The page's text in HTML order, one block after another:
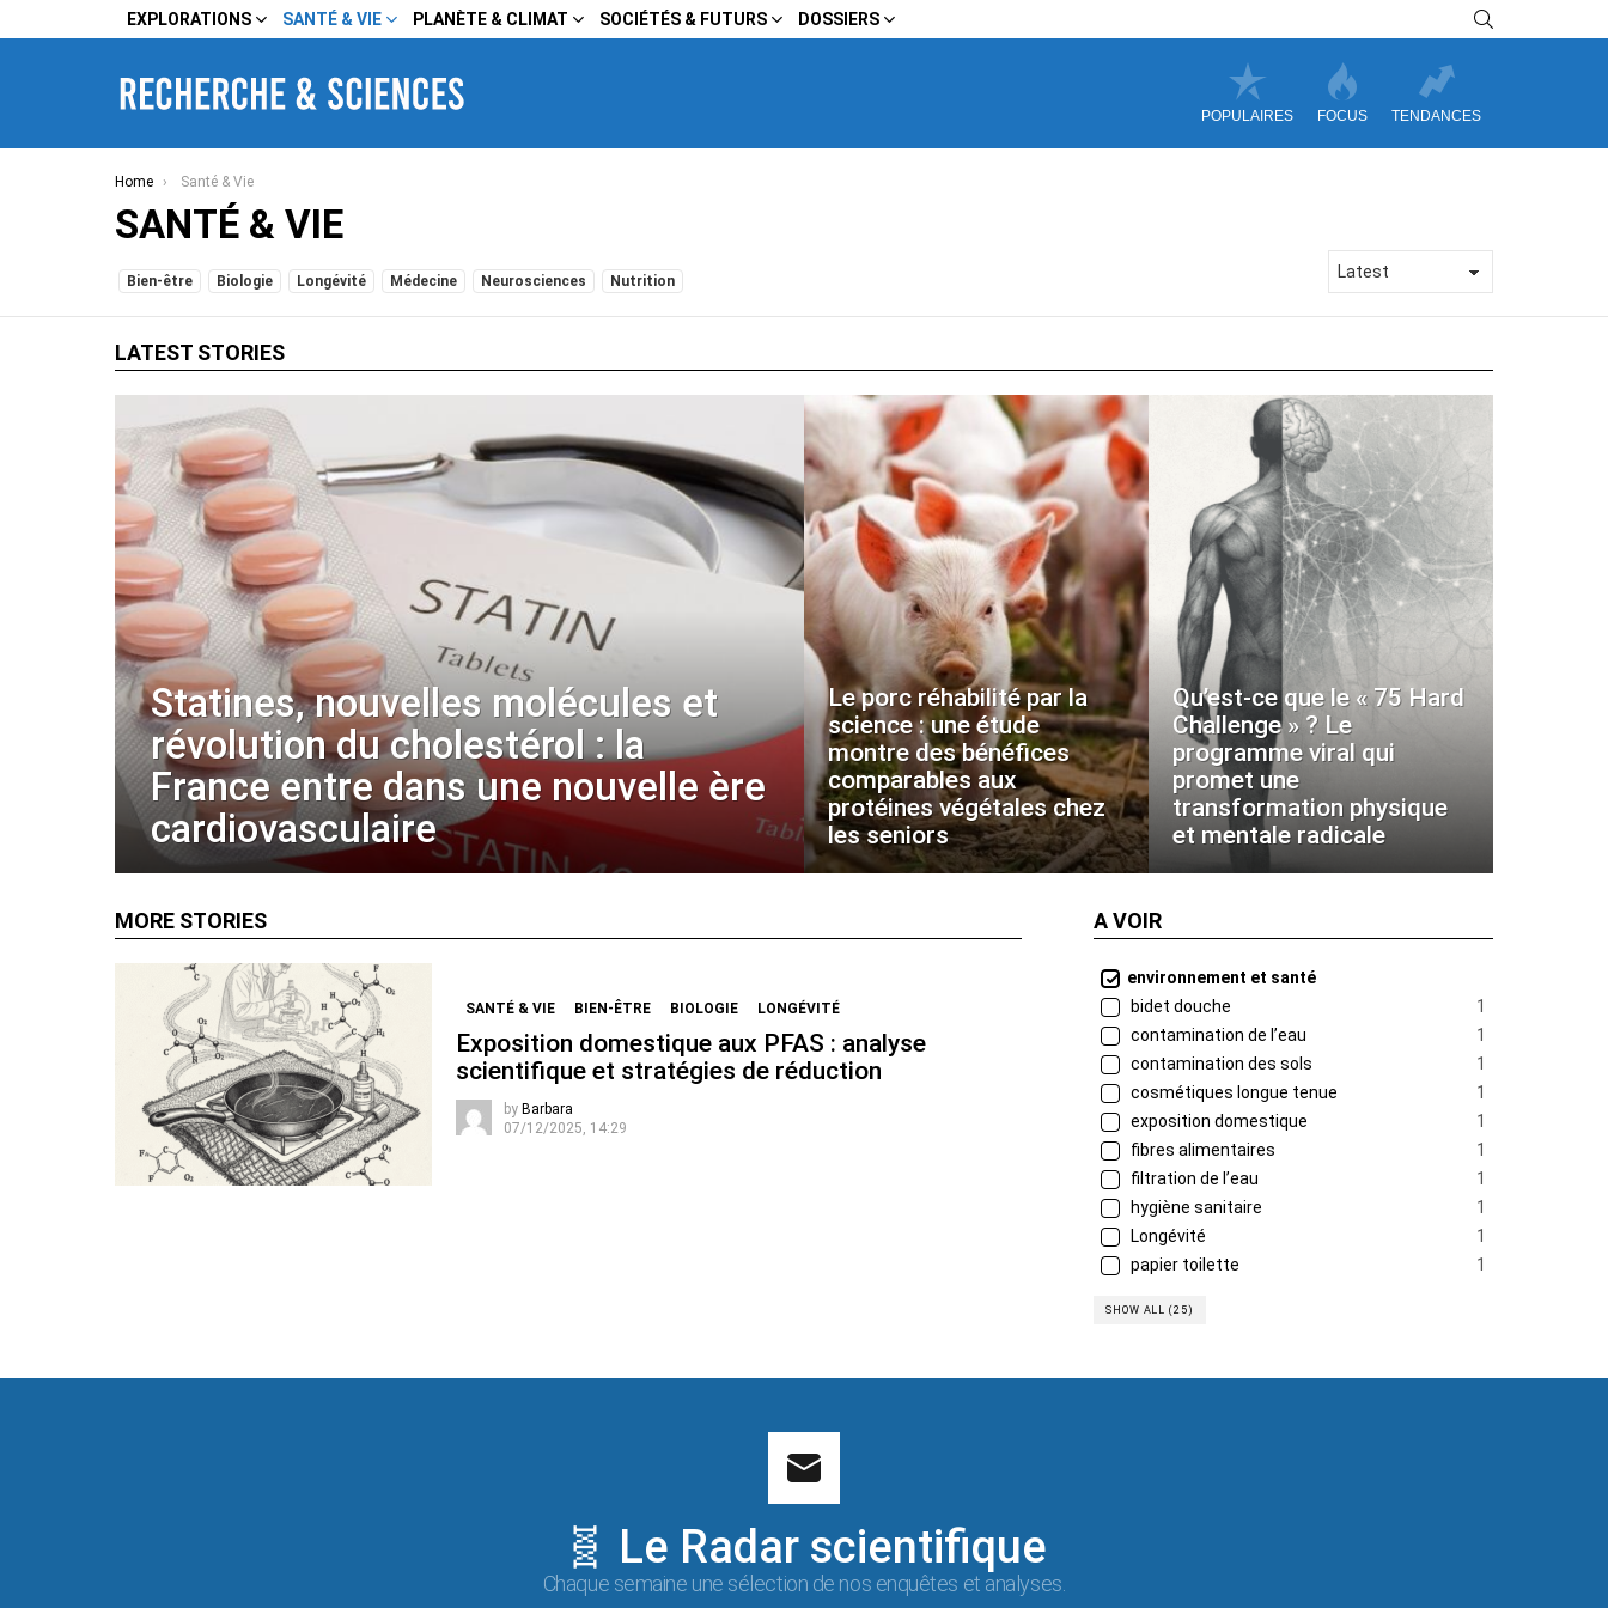
EXPLORATIONS SANTÉ & VIE PLANÈTE & CLIMAT SOCIÉTÉS & FUTURS DOSSIERS
POPULAIRES FOCUS TENDANCES
You are here:
Home Santé & Vie
SANTÉ & VIE
SUBTERMS
Bien-être Biologie Longévité Médecine Neurosciences Nutrition
LATEST STORIES
Statines, nouvelles molécules et
révolution du cholestérol : la
France entre dans une nouvelle ère
cardiovasculaire
Le porc réhabilité par la
science : une étude
montre des bénéfices
comparables aux
protéines végétales chez
les seniors
Qu’est-ce que le « 75 Hard
Challenge » ? Le
programme viral qui
promet une
transformation physique
et mentale radicale
MORE STORIES
SANTÉ & VIE BIEN-ÊTRE BIOLOGIE LONGÉVITÉ
Exposition domestique aux PFAS : analyse
scientifique et stratégies de réduction
by Barbara
07/12/2025, 14:29
A VOIR
environnement et santé
bidet douche
1
contamination de l’eau
1
contamination des sols
1
cosmétiques longue tenue
1
exposition domestique
1
fibres alimentaires
1
filtration de l’eau
1
hygiène sanitaire
1
Longévité
1
papier toilette
1
SHOW ALL (25)
🧬 Le Radar scientifique
Chaque semaine une sélection de nos enquêtes et analyses.